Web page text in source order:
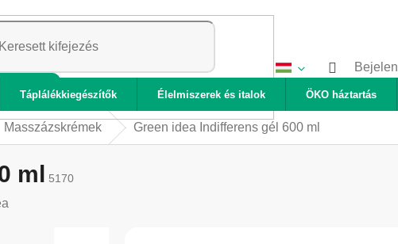
KERESÉS
Táplálékkiegészítők Élelmiszerek és italok ÖKO háztartás
Masszázskrémek Green idea Indifferens gél 600 ml
ml 5170